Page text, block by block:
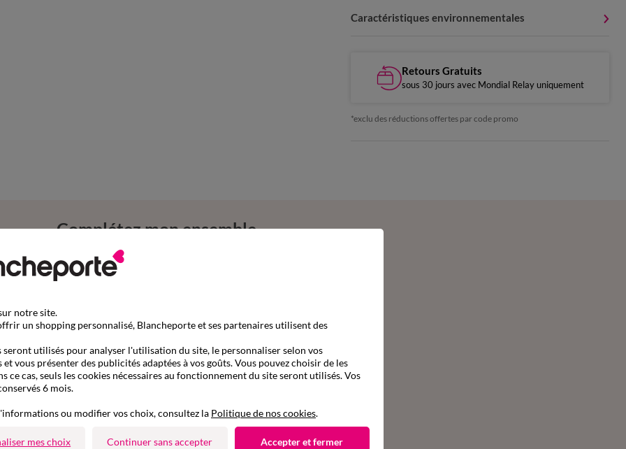
Caractéristiques environnementales
Retours Gratuits
sous 30 jours avec Mondial Relay uniquement
*exclu des réductions offertes par code promo
Complétez mon ensemble
notre site.
un shopping personnalisé, Blancheporte et ses partenaires utilisent des
seront utilisés pour analyser l'utilisation du site, le personnaliser selon vos
et vous présenter des publicités adaptées à vos goûts. Vous pouvez choisir de les
ce cas, seuls les cookies nécessaires au fonctionnement du site seront utilisés. Vos
6 mois.
ou modifier vos choix, consultez la Politique de nos cookies.
mes choix Continuer sans accepter Accepter et fermer